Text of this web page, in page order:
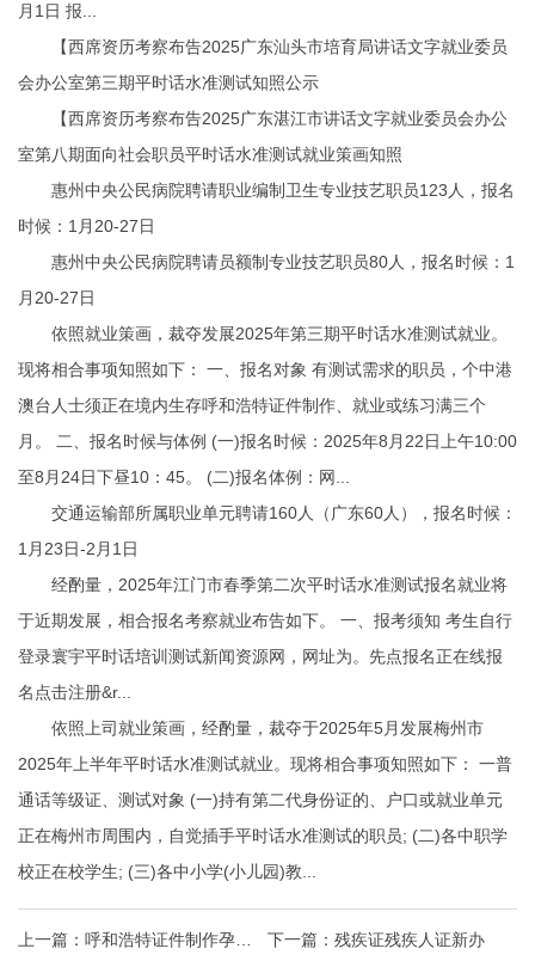
月1日 报...
【西席资历考察布告2025广东汕头市培育局讲话文字就业委员
会办公室第三期平时话水准测试知照公示
【西席资历考察布告2025广东湛江市讲话文字就业委员会办公
室第八期面向社会职员平时话水准测试就业策画知照
惠州中央公民病院聘请职业编制卫生专业技艺职员123人，报名
时候：1月20-27日
惠州中央公民病院聘请员额制专业技艺职员80人，报名时候：1
月20-27日
依照就业策画，裁夺发展2025年第三期平时话水准测试就业。
现将相合事项知照如下： 一、报名对象 有测试需求的职员，个中港
澳台人士须正在境内生存呼和浩特证件制作 、就业或练习满三个
月。 二、报名时候与体例 (一)报名时候：2025年8月22日上午10:00
至8月24日下昼10：45。 (二)报名体例：网...
交通运输部所属职业单元聘请160人（广东60人），报名时候：
1月23日-2月1日
经酌量，2025年江门市春季第二次平时话水准测试报名就业将
于近期发展，相合报名考察就业布告如下。 一、报考须知 考生自行
登录寰宇平时话培训测试新闻资源网，网址为。先点报名正在线报
名点击注册&r...
依照上司就业策画，经酌量，裁夺于2025年5月发展梅州市
2025年上半年平时话水准测试就业。现将相合事项知照如下： 一普
通话等级证、测试对象 (一)持有第二代身份证的、户口或就业单元
正在梅州市周围内，自觉插手平时话水准测试的职员; (二)各中职学
校正在校学生; (三)各中小学(小儿园)教...
上一篇： 呼和浩特证件制作孕检 下一篇： 残疾证残疾人证新办